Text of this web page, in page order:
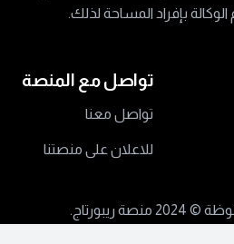
بإفراد المساحة لذلك.
تواصل مع المنصة
تواصل معنا
للاعلان على منصتنا
© 2024 منصة ريبورتاج.